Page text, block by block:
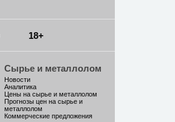
18+
Сырье и металлолом
Новости
Аналитика
Цены на сырье и металлолом
Прогнозы цен на сырье и
металлолом
Коммерческие предложения